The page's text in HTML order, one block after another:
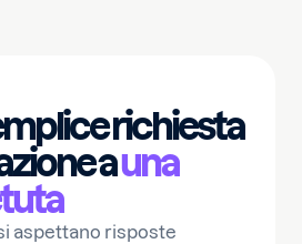
richiesta
auna
aspettano risposte